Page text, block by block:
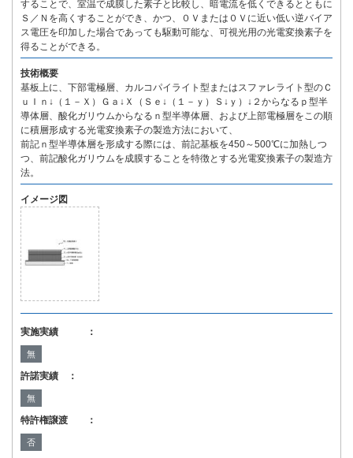
することで、室温で成膜した素子と比較し、暗電流を低くできるとともに
Ｓ／Ｎを高くすることができ、かつ、０Ｖまたは０Ｖに近い低い逆バイア
ス電圧を印加した場合であっても駆動可能な、可視光用の光電変換素子を
得ることができる。
技術概要
基板上に、下部電極層、カルコパイライト型またはスファレライト型のＣ
ｕＩｎ↓（１－Ｘ）Ｇａ↓Ｘ（Ｓｅ↓（１－ｙ）Ｓ↓ｙ）↓２からなるｐ型半
導体層、酸化ガリウムからなるｎ型半導体層、および上部電極層をこの順
に積層形成する光電変換素子の製造方法において、
前記ｎ型半導体層を形成する際には、前記基板を450～500℃に加熱しつ
つ、前記酸化ガリウムを成膜することを特徴とする光電変換素子の製造方
法。
イメージ図
実施実績 ：
無
許諾実績 ：
無
特許権譲渡 ：
否